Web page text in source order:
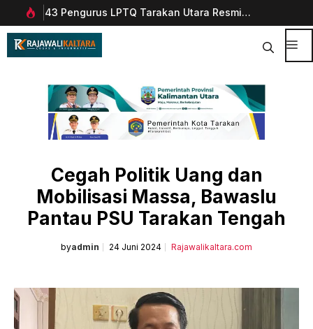
Langsung
ke
Utara Resmi
Pembinaan Qurani
Wali Kota Tarakan Lantik Abd.
sebagai Sekda
Cegah Politik Uang dan
Mobilisasi Massa, Bawaslu
Pantau PSU Tarakan Tengah
byadmin 24 Juni 2024 Rajawalikaltara.com